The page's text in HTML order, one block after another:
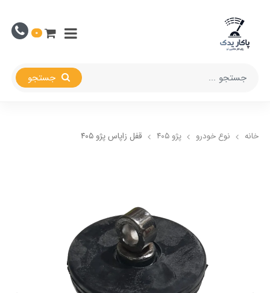
0
خانه نوع خودرو پژو ۴۰۵ قفل زاپاس پژو ۴۰۵